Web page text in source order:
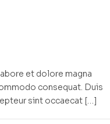
et dolore magna
consequat. Duis
sint occaecat […]